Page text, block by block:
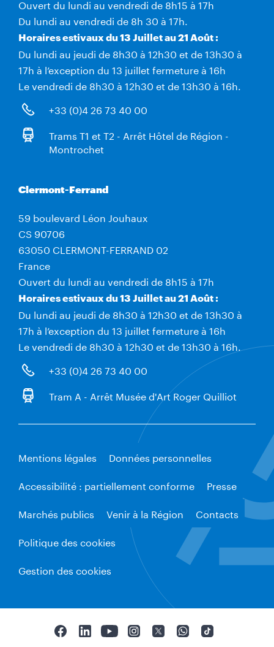
Ouvert du lundi au vendredi de 8h15 à 17h
Du lundi au vendredi de 8h 30 à 17h.
Horaires estivaux du 13 Juillet au 21 Août :
Du lundi au jeudi de 8h30 à 12h30 et de 13h30 à
17h à l’exception du 13 juillet fermeture à 16h
Le vendredi de 8h30 à 12h30 et de 13h30 à 16h.
+33 (0)4 26 73 40 00
Trams T1 et T2 - Arrêt Hôtel de Région -
Montrochet
Clermont-Ferrand
59 boulevard Léon Jouhaux
CS 90706
63050 CLERMONT-FERRAND 02
France
Ouvert du lundi au vendredi de 8h15 à 17h
Horaires estivaux du 13 Juillet au 21 Août :
Du lundi au jeudi de 8h30 à 12h30 et de 13h30 à
17h à l’exception du 13 juillet fermeture à 16h
Le vendredi de 8h30 à 12h30 et de 13h30 à 16h.
+33 (0)4 26 73 40 00
Tram A - Arrêt Musée d'Art Roger Quilliot
Mentions légales
Données personnelles
Accessibilité : partiellement conforme
Presse
Marchés publics
Venir à la Région
Contacts
Politique des cookies
Gestion des cookies
F
a
L
i
Y
o
I
n
T
w
W
h
T
i